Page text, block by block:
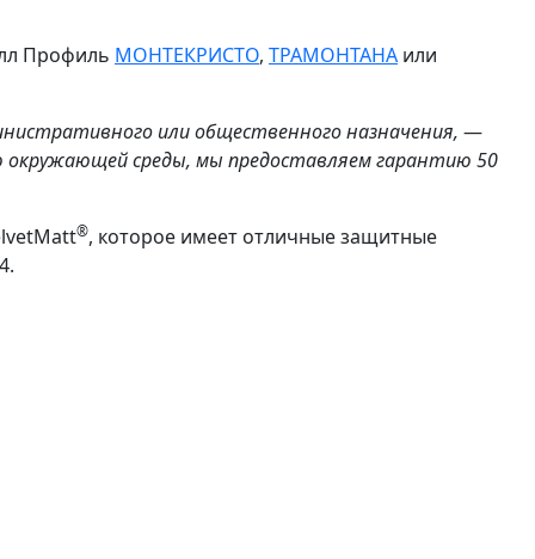
Профиль МОНТЕКРИСТО, ТРАМОНТАНА или
или общественного назначения, —
среды, мы предоставляем гарантию 50
®, которое имеет отличные защитные